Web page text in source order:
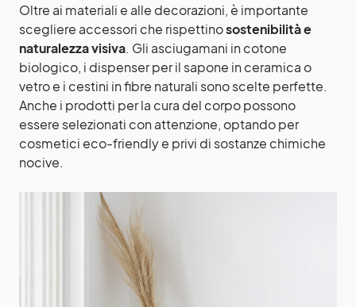
Oltre ai materiali e alle decorazioni, è importante
scegliere accessori che rispettinosostenibilità e
naturalezza visiva. Gli asciugamani in cotone
biologico, i dispenser per il sapone in ceramica o
vetro e i cestini in fibre naturali sono scelte perfette.
Anche i prodotti per la cura del corpo possono
essere selezionati con attenzione, optando per
cosmetici eco-friendly e privi di sostanze chimiche
nocive.